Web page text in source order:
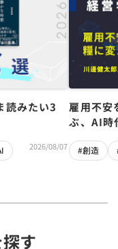
みたい3
2026/08/07
雇用不
ぶ、AI時
#創造
す